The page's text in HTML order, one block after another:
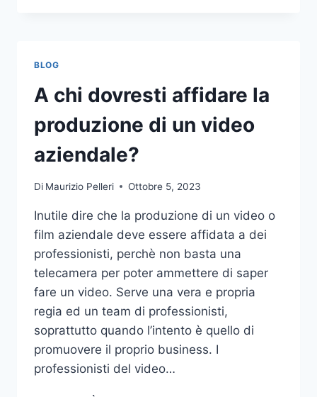
NELLE
SCOMMESSE
SPORTIVE
ONLINE
BLOG
A chi dovresti affidare la
produzione di un video
aziendale?
Di Maurizio Pelleri Ottobre 5, 2023
Inutile dire che la produzione di un video o
film aziendale deve essere affidata a dei
professionisti, perchè non basta una
telecamera per poter ammettere di saper
fare un video. Serve una vera e propria
regia ed un team di professionisti,
soprattutto quando l’intento è quello di
promuovere il proprio business. I
professionisti del video…